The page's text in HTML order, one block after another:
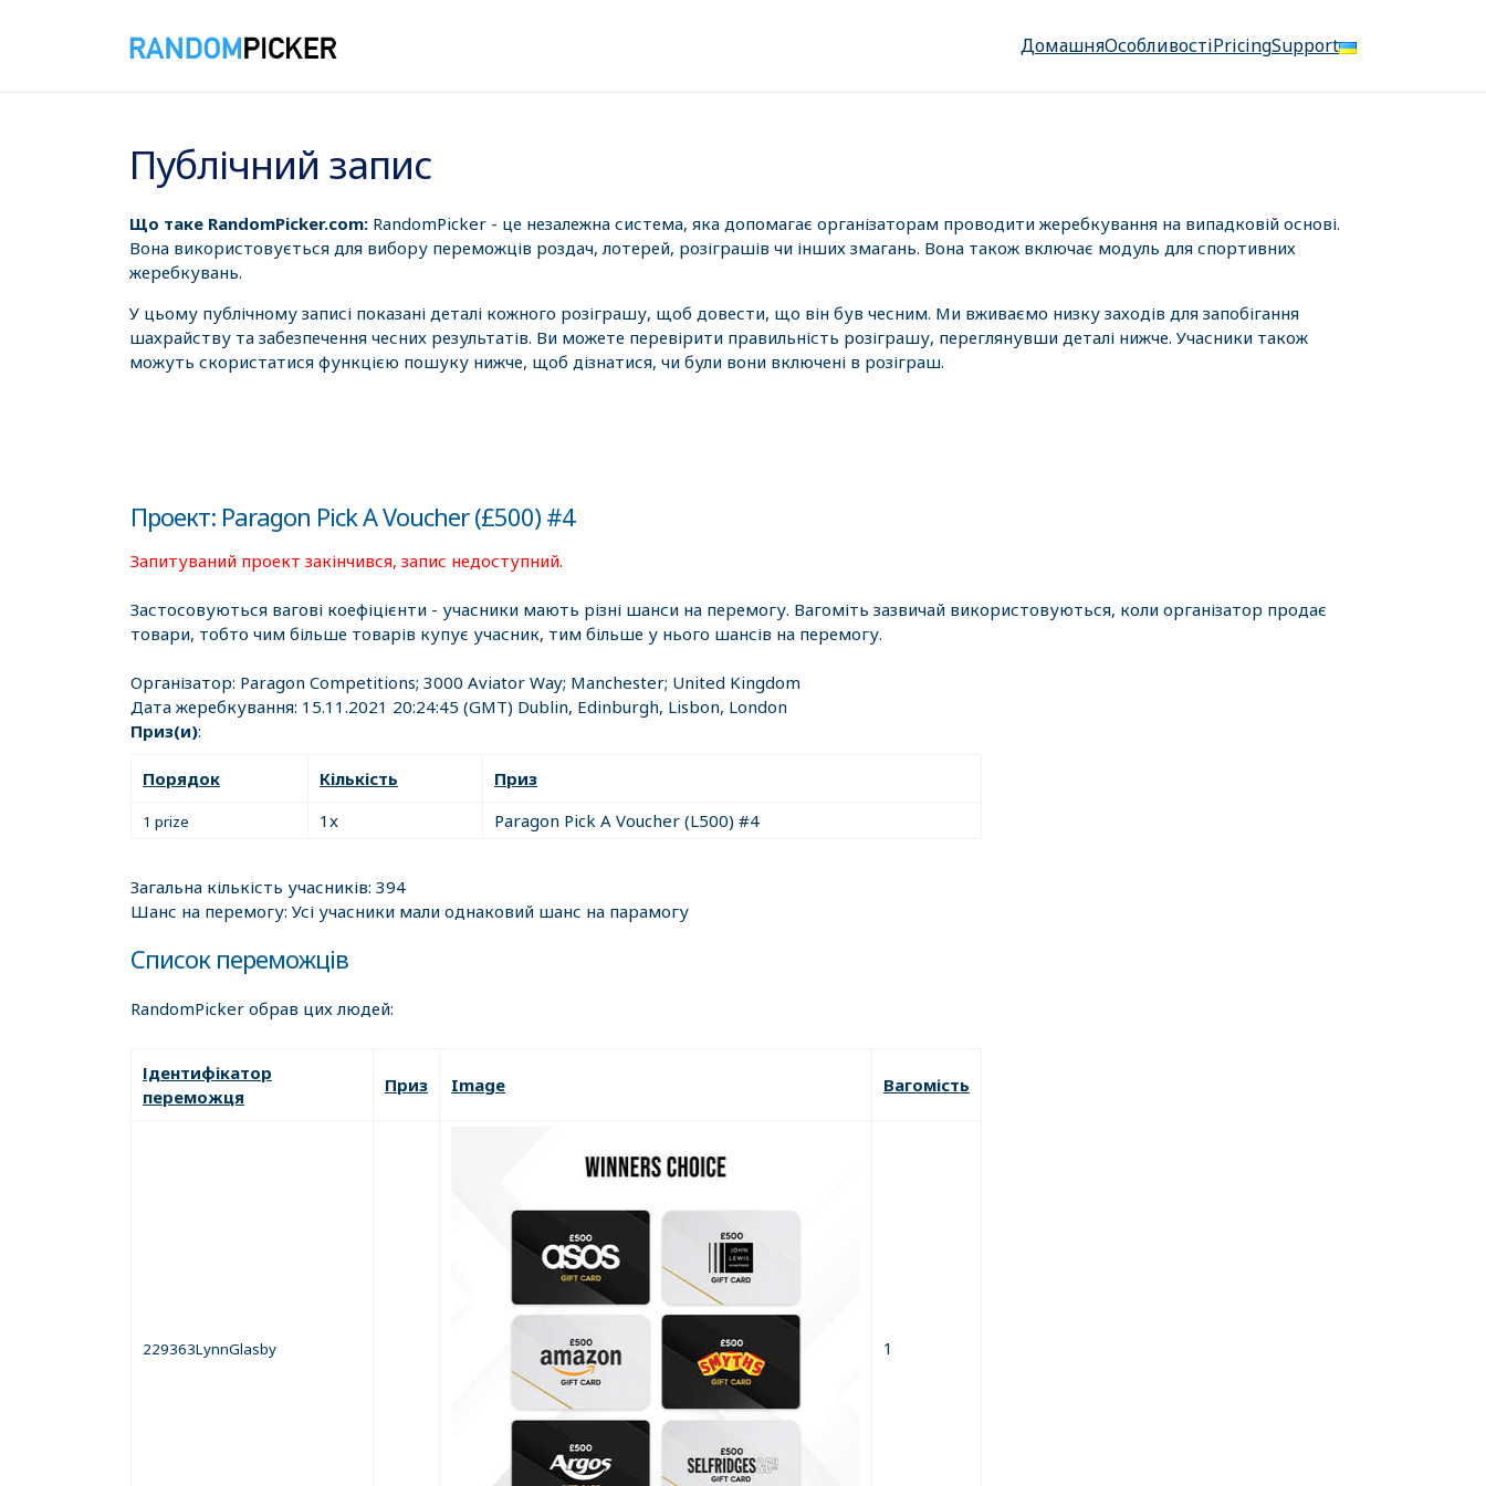
ДомашняОсобливостіPricingSupport
Публічний запис
Що таке RandomPicker.com: RandomPicker - це незалежна система, яка допомагає організаторам проводити жеребкування на випадковій основі.
Вона використовується для вибору переможців роздач, лотерей, розіграшів чи інших змагань. Вона також включає модуль для спортивних
жеребкувань.
У цьому публічному записі показані деталі кожного розіграшу, щоб довести, що він був чесним. Ми вживаємо низку заходів для запобігання
шахрайству та забезпечення чесних результатів. Ви можете перевірити правильність розіграшу, переглянувши деталі нижче. Учасники також
можуть скористатися функцією пошуку нижче, щоб дізнатися, чи були вони включені в розіграш.
Проект: Paragon Pick A Voucher (£500) #4
Запитуваний проект закінчився, запис недоступний.
Застосовуються вагові коефіцієнти - учасники мають різні шанси на перемогу. Вагоміть зазвичай використовуються, коли організатор продає
товари, тобто чим більше товарів купує учасник, тим більше у нього шансів на перемогу.
Організатор: Paragon Competitions; 3000 Aviator Way; Manchester; United Kingdom
Дата жеребкування: 15.11.2021 20:24:45 (GMT) Dublin, Edinburgh, Lisbon, London
Приз(и):
Порядок Кількість Приз
1 prize 1x Paragon Pick A Voucher (L500) #4
Загальна кількість учасників: 394
Шанс на перемогу: Усі учасники мали однаковий шанс на парамогу
Список переможців
RandomPicker обрав цих людей:
Ідентифікатор
переможця
Приз Image Вагомість
229363LynnGlasby 1